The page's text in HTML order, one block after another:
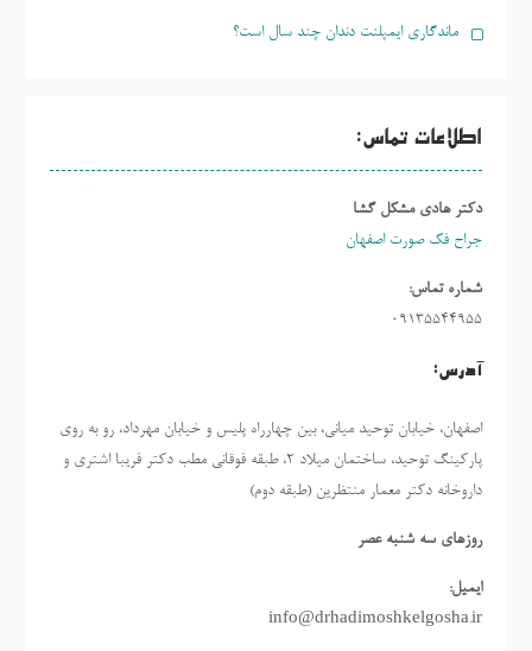
ماندگاری ایمپلنت دندان چند سال است؟
اطلاعات تماس:
دکتر هادی مشکل گشا
جراح فک صورت اصفهان
شماره تماس:
09135544955
آدرس:
اصفهان، خیابان توحید میانی، بین چهارراه پلیس و خیابان مهرداد، رو به روی
پارکینگ توحید، ساختمان میلاد ٢، طبقه فوقانی مطب دکتر فریبا اشتری و
داروخانه دکتر معمار منتظرین (طبقه دوم)
روزهاي سه شنبه عصر
ایمیل:
info@drhadimoshkelgosha.ir